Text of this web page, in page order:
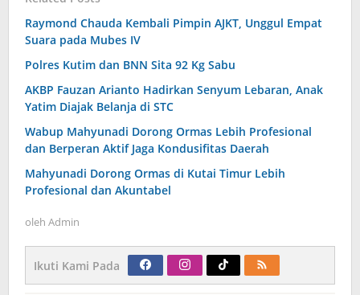
Raymond Chauda Kembali Pimpin AJKT, Unggul Empat
Suara pada Mubes IV
Polres Kutim dan BNN Sita 92 Kg Sabu
AKBP Fauzan Arianto Hadirkan Senyum Lebaran, Anak
Yatim Diajak Belanja di STC
Wabup Mahyunadi Dorong Ormas Lebih Profesional
dan Berperan Aktif Jaga Kondusifitas Daerah
Mahyunadi Dorong Ormas di Kutai Timur Lebih
Profesional dan Akuntabel
oleh Admin
Ikuti Kami Pada